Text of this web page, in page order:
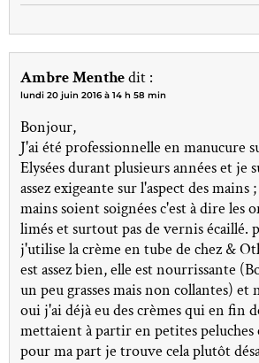
Ambre Menthedit :
lundi 20 juin 2016 à 14 h 58 min
Bonjour,
J'ai été professionnelle en manucure
Elysées durant plusieurs années et je
assez exigeante sur l'aspect des mains
mains soient soignées c'est à dire les
limés et surtout pas de vernis écaillé.
j'utilise la crème en tube de chez &
est assez bien, elle est nourrissante
un peu grasses mais non collantes) et
oui j'ai déjà eu des crèmes qui en fin
mettaient à partir en petites peluches
pour ma part je trouve cela plutôt